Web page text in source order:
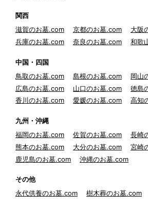
関西
滋賀のお墓.com
京都のお墓.com
大阪
兵庫のお墓.com
奈良のお墓.com 和歌
中国・四国
鳥取のお墓.com
島根のお墓.com
岡山
広島のお墓.com
山口のお墓.com
徳島
香川のお墓.com
愛媛のお墓.com 高知
九州・沖縄
福岡のお墓.com
佐賀のお墓.com
長崎
熊本のお墓.com
大分のお墓.com
宮崎
鹿児島のお墓.com
沖縄のお墓.com
その他
永代供養のお墓.com
樹木葬のお墓.com